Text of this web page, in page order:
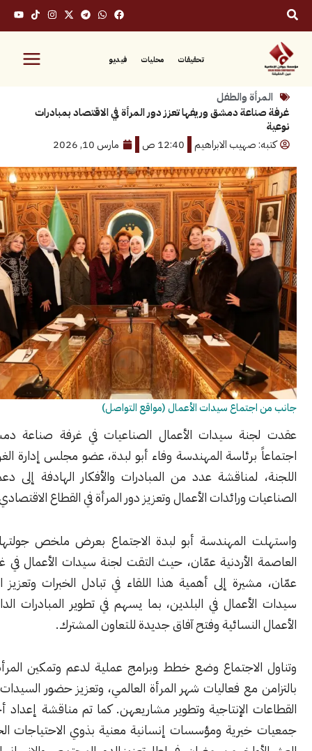
محليات فيديو
والطفل
دمشق وريفها تعزز دور المرأة في الاقتصاد بمبادرات
صهيب الابراهيم 12:40 ص مارس 10, 2026
سيدات الأعمال (مواقع التواصل)
سيدات الأعمال الصناعيات في غرفة صناعة دمشق وريفها
برئاسة المهندسة وفاء أبو لبدة، عضو مجلس إدارة الغرفة ورئيسة
لمناقشة عدد من المبادرات والأفكار الهادفة إلى دعم السيدات
ورائدات الأعمال وتعزيز دور المرأة في القطاع الاقتصادي.
المهندسة أبو لبدة الاجتماع بعرض ملخص جولتها الأخيرة في
الأردنية عمّان، حيث التقت لجنة سيدات الأعمال في غرفة صناعة
إلى أهمية هذا اللقاء في تبادل الخبرات وتعزيز التعاون بين
في البلدين، بما يسهم في تطوير المبادرات الداعمة لريادة
وفتح آفاق جديدة للتعاون المشترك.
وضع خطط وبرامج عملية لدعم وتمكين المرأة اقتصادياً،
مع فعاليات شهر المرأة العالمي، وتعزيز حضور السيدات في مختلف
الإنتاجية وتطوير مشاريعهن. كما تم مناقشة إعداد أجندة لزيارة
ومؤسسات إنسانية معنية بذوي الاحتياجات الخاصة خلال